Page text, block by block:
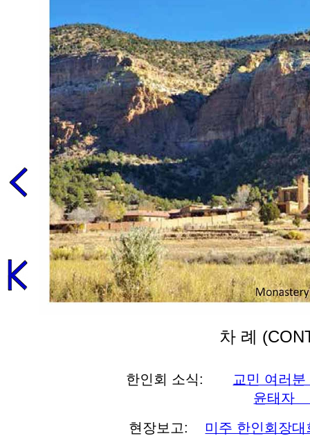
차 례
한인회 소식:
교민 여
윤태
현장보고: 미주 한인회